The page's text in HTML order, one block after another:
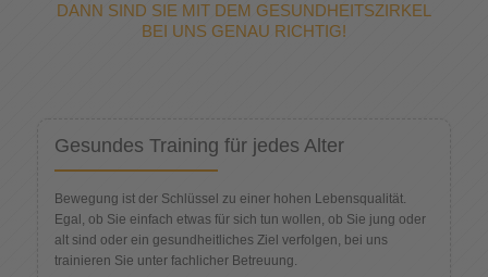
DANN SIND SIE MIT DEM GESUNDHEITSZIRKEL
BEI UNS GENAU RICHTIG!
Gesundes Training für jedes Alter
Bewegung ist der Schlüssel zu einer hohen Lebensqualität.
Egal, ob Sie einfach etwas für sich tun wollen, ob Sie jung oder
alt sind oder ein gesundheitliches Ziel verfolgen, bei uns
trainieren Sie unter fachlicher Betreuung.